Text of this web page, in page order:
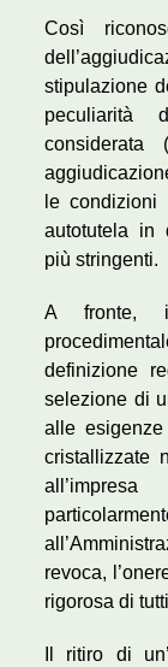
Così
stipulazione
peculiarità
considerata
le
autotutela in
più stringenti.
A fronte,
definizione
selezione di
alle
cristallizzate
revoca,
rigorosa di
Il ritiro di